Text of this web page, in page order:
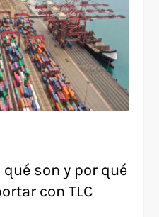
son y por qué
con TLC